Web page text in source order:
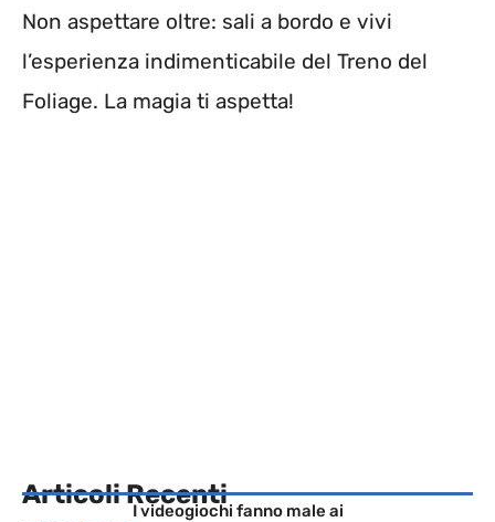
Non aspettare oltre: sali a bordo e vivi
l’esperienza indimenticabile del Treno del
Foliage. La magia ti aspetta!
Articoli Recenti
I videogiochi fanno male ai